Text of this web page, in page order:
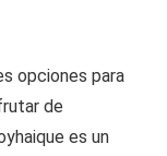
opciones para
de
es un